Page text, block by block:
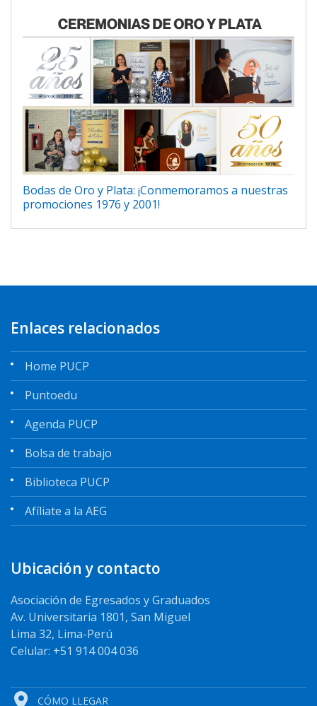
Bodas de Oro y Plata: ¡Conmemoramos a nuestras
promociones 1976 y 2001!
Enlaces relacionados
Home PUCP
Puntoedu
Agenda PUCP
Bolsa de trabajo
Biblioteca PUCP
Afíliate a la AEG
Ubicación y contacto
Asociación de Egresados y Graduados
Av. Universitaria 1801, San Miguel
Lima 32, Lima-Perú
Celular: +51 914 004 036
CÓMO LLEGAR